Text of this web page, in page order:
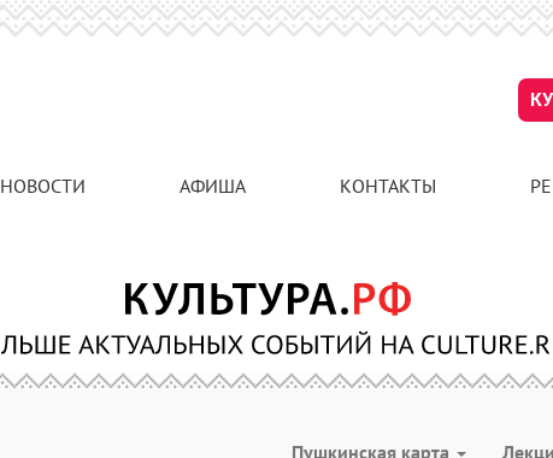
НОВОСТИ АФИША КОНТАКТЫ
Пушкинская карта